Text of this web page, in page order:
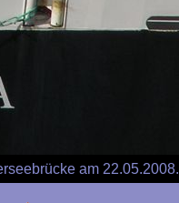
am 22.05.2008.